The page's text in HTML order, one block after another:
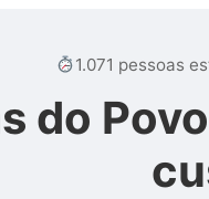
1.071 pessoas
do